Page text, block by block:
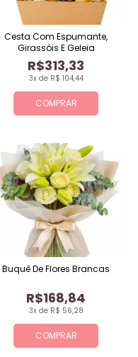
COMPRAR
3x de R$ 104,44
R$313,33
Cesta Com Espumante,
Girassóis E Geleia
COMPRAR
3x de R$ 56,28
R$168,84
Buquê De Flores Brancas